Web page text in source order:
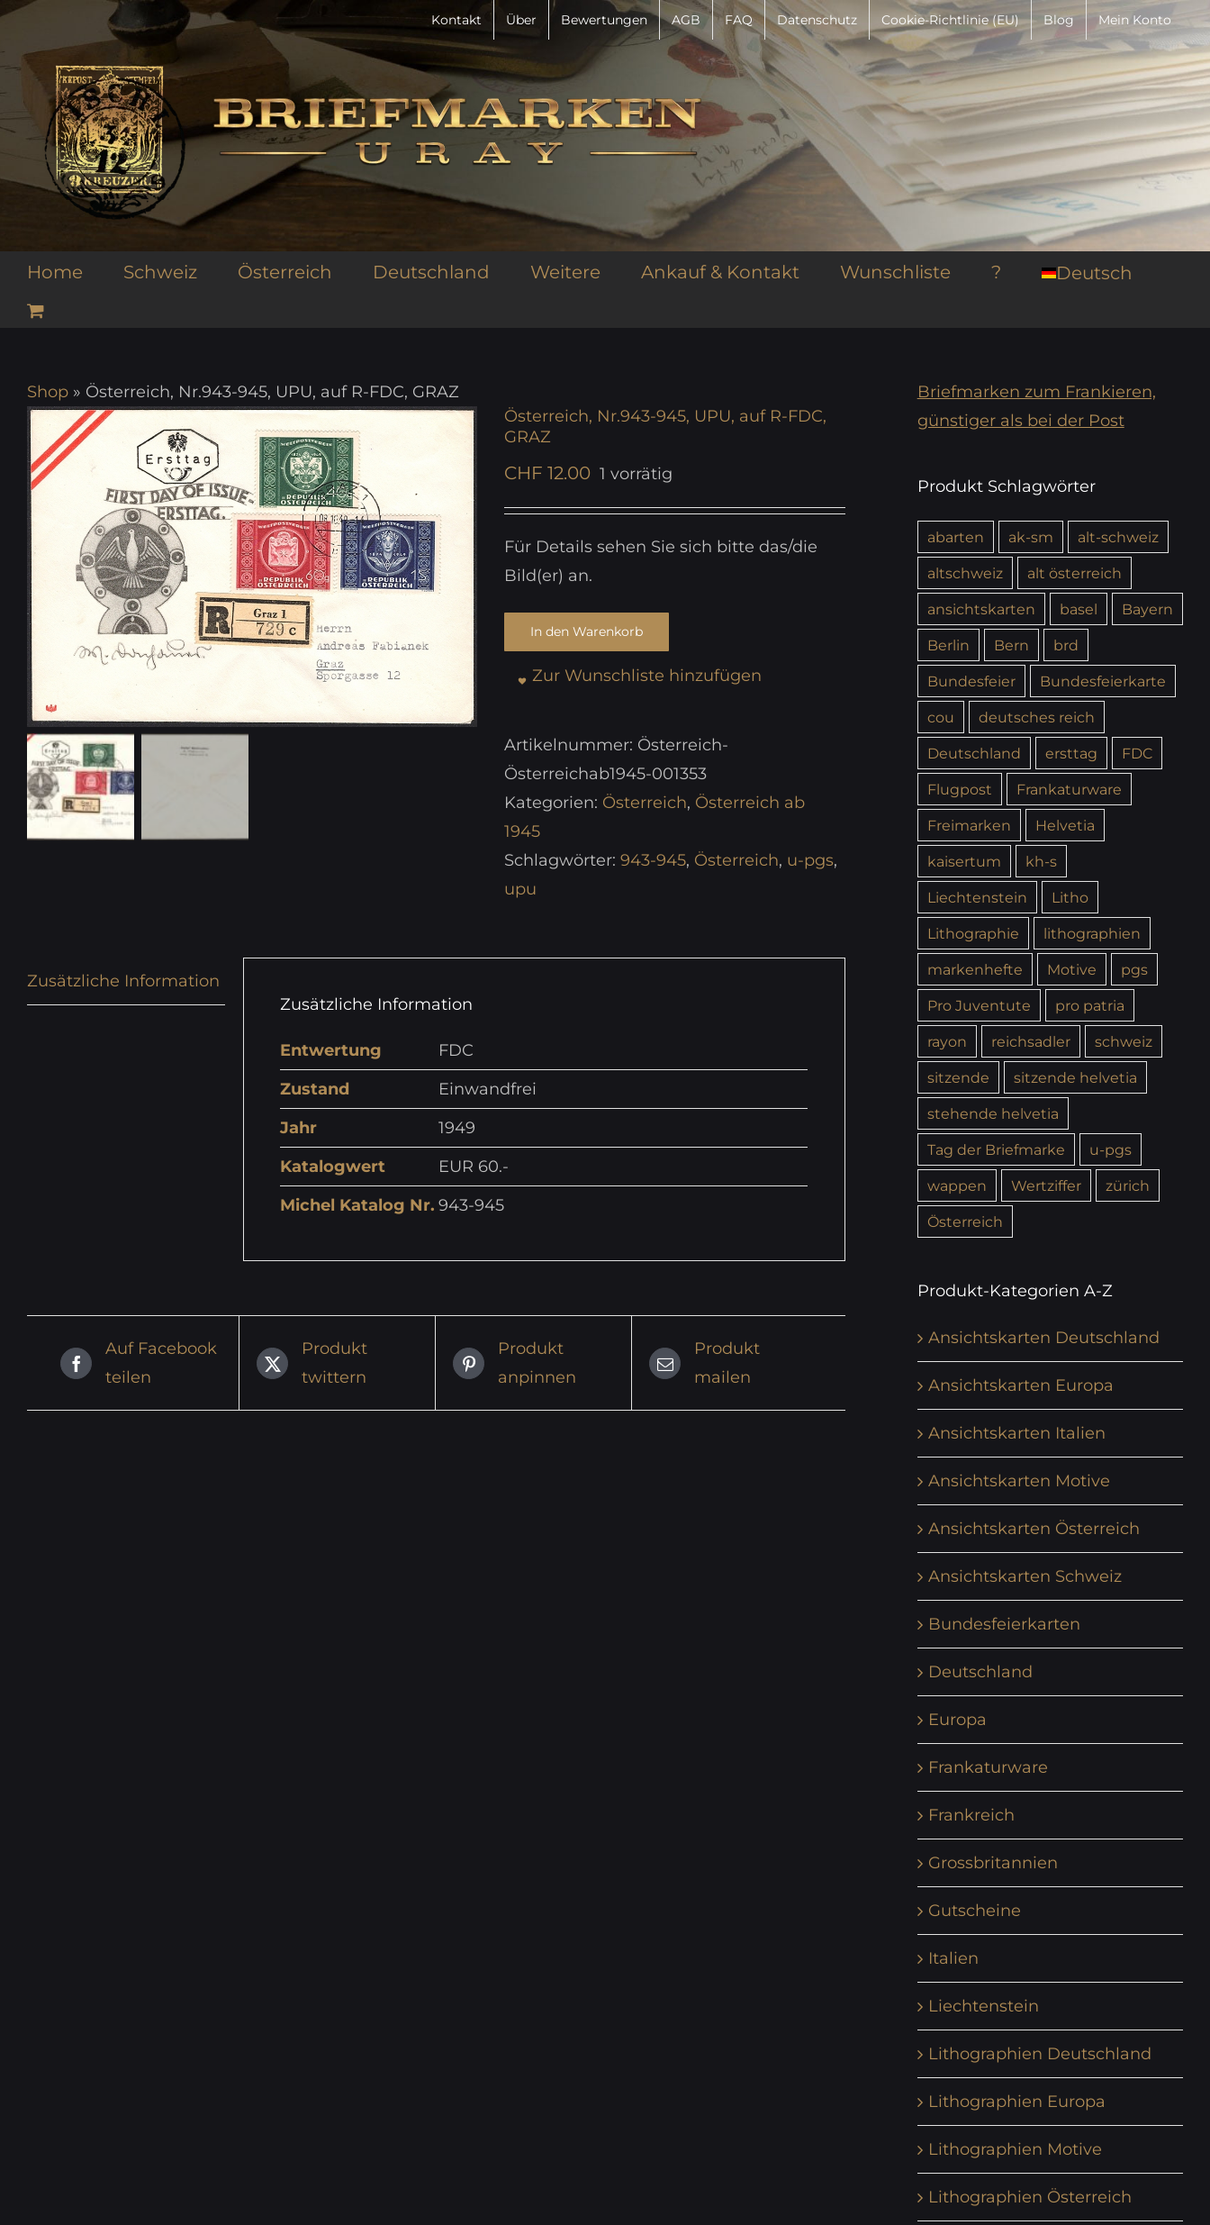
Zum
springen
Kontakt Über Bewertungen AGB FAQ Datenschutz Cookie-Richtlinie (EU) Blog Mein Konto
Home Schweiz Österreich Deutschland Weitere Ankauf & Kontakt Wunschliste ? Deutsch
Shop » Österreich, Nr.943-945, UPU, auf R-FDC, GRAZ
Österreich, Nr.943-945, UPU, auf R-FDC,
GRAZ
CHF 12.00 1 vorrätig
Für Details sehen Sie sich bitte das/die
Bild(er) an.
In den Warenkorb
Zur Wunschliste hinzufügen
Artikelnummer: Österreich-
Österreichab1945-001353
Kategorien: Österreich, Österreich ab
1945
Schlagwörter: 943-945, Österreich, u-pgs,
upu
Zusätzliche Information
Zusätzliche Information
Entwertung
FDC
Zustand
Einwandfrei
Jahr
1949
Katalogwert
EUR 60.-
Michel Katalog Nr. 943-945
Auf Facebook
teilen
Produkt
twittern
Produkt
anpinnen
Produkt
mailen
Briefmarken zum Frankieren,
günstiger als bei der Post
Produkt Schlagwörter
abarten ak-sm
alt-schweiz
altschweiz
alt österreich
ansichtskarten
basel
Bayern
Berlin
Bern
brd
Bundesfeier
Bundesfeierkarte
cou
deutsches reich
Deutschland
ersttag
FDC
Flugpost
Frankaturware
Freimarken
Helvetia
kaisertum
kh-s
Liechtenstein
Litho
Lithographie
lithographien
markenhefte
Motive
pgs
Pro Juventute
pro patria
rayon
reichsadler
schweiz
sitzende
sitzende helvetia
stehende helvetia
Tag der Briefmarke
u-pgs
wappen
Wertziffer
zürich
Österreich
Produkt-Kategorien A-Z
Ansichtskarten Deutschland
Ansichtskarten Europa
Ansichtskarten Italien
Ansichtskarten Motive
Ansichtskarten Österreich
Ansichtskarten Schweiz
Bundesfeierkarten
Deutschland
Europa
Frankaturware
Frankreich
Grossbritannien
Gutscheine
Italien
Liechtenstein
Lithographien Deutschland
Lithographien Europa
Lithographien Motive
Lithographien Österreich